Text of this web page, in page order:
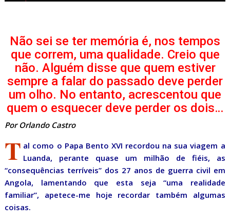
Não sei se ter memória é, nos tempos
que correm, uma qualidade. Creio que
não. Alguém disse que quem estiver
sempre a falar do passado deve perder
um olho. No entanto, acrescentou que
quem o esquecer deve perder os dois…
Por Orlando Castro
T al como o Papa Bento XVI recordou na sua viagem a
Luanda, perante quase um milhão de fiéis, as
“consequências terríveis” dos 27 anos de guerra civil em
Angola, lamentando que esta seja “uma realidade
familiar”, apetece-me hoje recordar também algumas
coisas.